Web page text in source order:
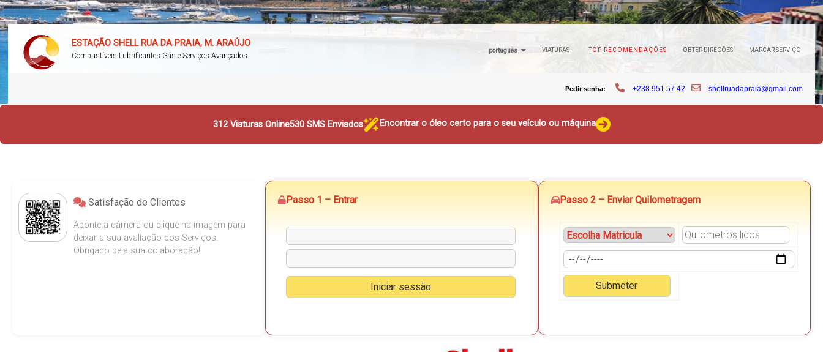
ESTAÇÃO SHELL RUA DA PRAIA, M. ARAÚJO
Combustíveis Lubrificantes Gás e Serviços Avançados
português VIATURAS TOP RECOMENDAÇÕES OBTER DIREÇÕES MARCAR SERVIÇO
Pedir senha: +238 951 57 42 shellruadapraia@gmail.com
312 Viaturas Online530 SMS Enviados Encontrar o óleo certo para o seu veículo ou máquina
Satisfação de Clientes
Aponte a câmera ou clique na imagem para
deixar a sua avaliação dos Serviços.
Obrigado pela sua colaboração!
Passo 1 – Entrar Passo 2 – Enviar Quilometragem